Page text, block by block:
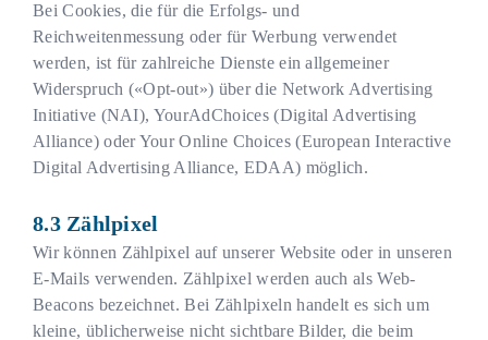
Bei Cookies, die für die Erfolgs- und
Reichweitenmessung oder für Werbung verwendet
werden, ist für zahlreiche Dienste ein allgemeiner
Widerspruch («Opt-out») über die Network Advertising
Initiative (NAI), YourAdChoices (Digital Advertising
Alliance) oder Your Online Choices (European Interactive
Digital Advertising Alliance, EDAA) möglich.
Zählpixel
Wir können Zählpixel auf unserer Website oder in unseren
E-Mails verwenden. Zählpixel werden auch als Web-
Beacons bezeichnet. Bei Zählpixeln handelt es sich um
kleine, üblicherweise nicht sichtbare Bilder, die beim